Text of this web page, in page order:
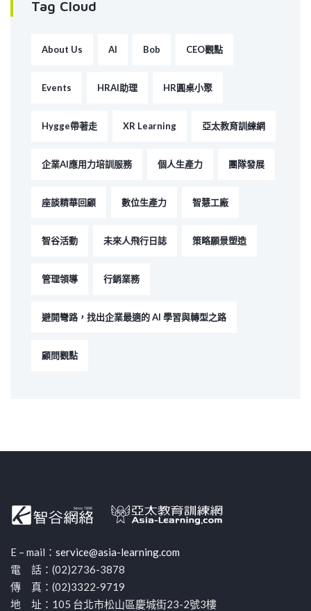
Tag Cloud
About Us AI Bob CEO觀點
Events HRAI助理 HR圓桌小聚
Hygge帶著走 XR Learning 亞太教育訓練網
企業AI應用力培訓服務 個人生產力 團隊發展
座談精華回顧 數位生產力 智慧工廠
智谷活動 未來人飛行日誌 策略願景塑造
管理領導 行銷業務
避開彎路，找出企業最適的 AI 學習與轉型之路
顧問觀點
E – mail： service@asia-learning.com
電 話：(02)2736-3878
傳 真：(02)3322-9719
地 址：105 台北市松山區慶城街23-2號3樓